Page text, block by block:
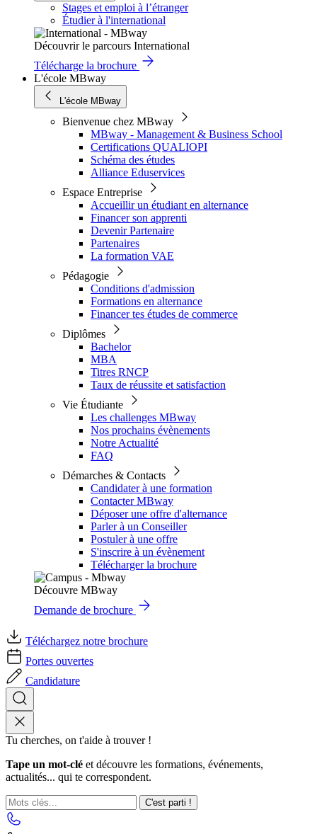
Stages et emploi à l’étranger
Étudier à l'international
Découvrir le parcours International
Télécharge la brochure
L'école MBway
L'école MBway
Bienvenue chez MBway
MBway - Management & Business School
Certifications QUALIOPI
Schéma des études
Alliance Eduservices
Espace Entreprise
Accueillir un étudiant en alternance
Financer son apprenti
Devenir Partenaire
Partenaires
La formation VAE
Pédagogie
Conditions d'admission
Formations en alternance
Financer tes études de commerce
Diplômes
Bachelor
MBA
Titres RNCP
Taux de réussite et satisfaction
Vie Étudiante
Les challenges MBway
Nos prochains évènements
Notre Actualité
FAQ
Démarches & Contacts
Candidater à une formation
Contacter MBway
Déposer une offre d'alternance
Parler à un Conseiller
Postuler à une offre
S'inscrire à un évènement
Télécharger la brochure
Découvre MBway
Demande de brochure
Téléchargez notre brochure
Portes ouvertes
Candidature
Tu cherches, on t'aide à trouver !
Tape un mot-clé et découvre les formations, événements,
actualités... qui te correspondent.
C'est parti !